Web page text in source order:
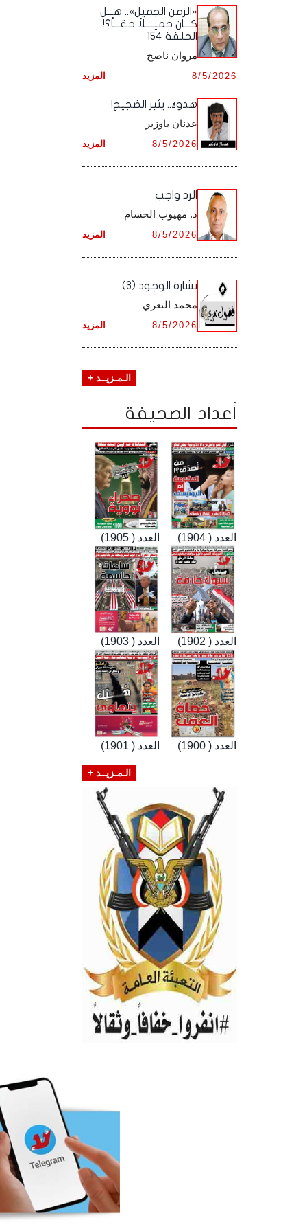
أرشيف شهر نـوفـمـبـر ,
أرشيف شهر ديـسـمـبـر ,
أرشيف شهر أكـتـوبـر ,
أرشيف شهر نـوفـمـبـر ,
أرشيف شهر ديـسـمـبـر ,
أرشيف شهر سـبـتـمـبـر ,
أرشيف شهر أكـتـوبـر ,
أرشيف شهر نـوفـمـبـر ,
أرشيف شهر ديـسـمـبـر ,
«الزمن الجميل».. هـــل
كـــان جميــــلاً حقـــاً؟!
الحلقة 154
مروان ناصح
المزيد 8/5/2026
هدوءٌ.. يثير الضجيج!
عدنان باوزير
المزيد 8/5/2026
الرد واجب
د. مهيوب الحسام
المزيد 8/5/2026
بشارة الوجود (3)
محمد التعزي
المزيد 8/5/2026
الـمـزيــد +
أعداد الصحيفة
العدد ( 1905) العدد ( 1904)
العدد ( 1903) العدد ( 1902)
العدد ( 1901) العدد ( 1900)
الـمـزيــد +